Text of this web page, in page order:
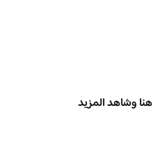
وشاهد المزيد